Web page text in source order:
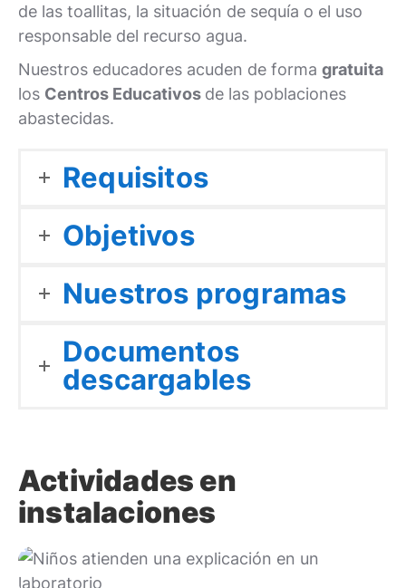
de las toallitas, la situación de sequía o el uso
responsable del recurso agua.
Nuestros educadores acuden de forma gratuita
los Centros Educativos de las poblaciones
abastecidas.
Requisitos
Objetivos
Nuestros programas
Documentos
descargables
Actividades en
instalaciones